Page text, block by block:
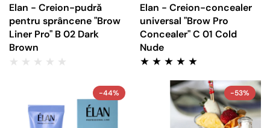
Elan - Creion-pudră
pentru sprâncene "Brow
Liner Pro" B 02 Dark
Brown
Elan - Creion-concealer
universal "Brow Pro
Concealer" C 01 Cold
Nude
-44% -53%